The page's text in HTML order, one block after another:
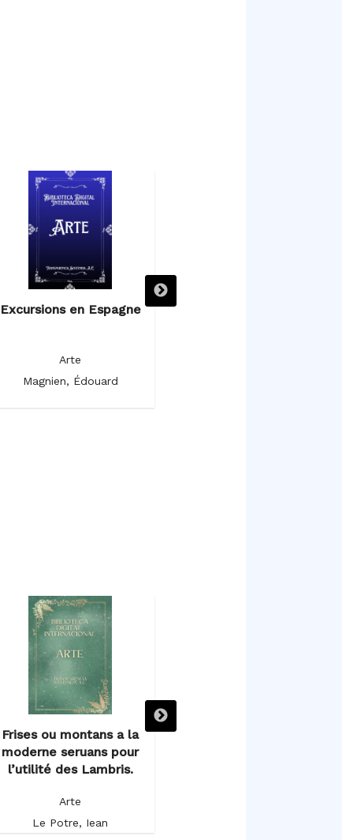
Excursions en Espagne
Arte
Magnien, Édouard
Excursions en Espagne
Frises ou montans a la
moderne seruans pour
l’utilité des Lambris.
Arte
Le Potre, Iean
Plusieurs deseings d’Autelz